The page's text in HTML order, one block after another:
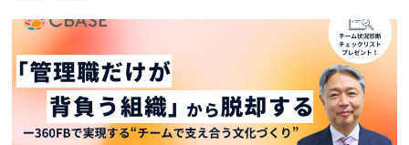
HRコラム
お知らせ